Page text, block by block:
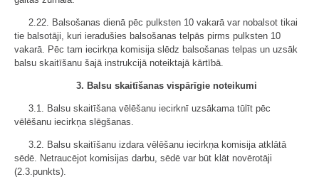
2.22. Balsošanas dienā pēc pulksten 10 vakarā var nobalsot tikai
tie balsotāji, kuri ieradušies balsošanas telpās pirms pulksten 10
vakarā. Pēc tam iecirkņa komisija slēdz balsošanas telpas un uzsāk
balsu skaitīšanu šajā instrukcijā noteiktajā kārtībā.
3. Balsu skaitīšanas vispārīgie noteikumi
3.1. Balsu skaitīšana vēlēšanu iecirknī uzsākama tūlīt pēc
vēlēšanu iecirkņa slēgšanas.
3.2. Balsu skaitīšanu izdara vēlēšanu iecirkņa komisija atklātā
sēdē. Netraucējot komisijas darbu, sēdē var būt klāt novērotāji
(2.3.punkts).